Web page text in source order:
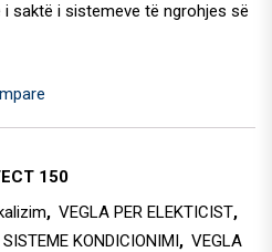
saktë i sistemeve të ngrohjes së
150
, VEGLA PER ELEKTICIST,
KONDICIONIMI, VEGLA